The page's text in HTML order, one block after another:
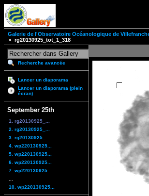
Galerie de l'Observatoire Océanologique de
rg20130925_tot_1_318
Recherche avancée
Lancer un diaporama
Lancer un diaporama (plein
écran)
September 25th
1. rg20130925_...
2. rg20130925_...
3. rg20130925_...
4. wp220130925...
5. wp220130925...
6. wp220130925...
7. wp220130925...
10. wp220130925...